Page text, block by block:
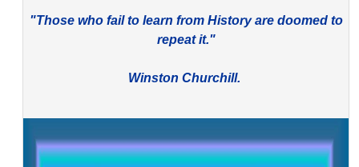
"Those who fail to learn from History are doomed to
repeat it."
Winston Churchill.